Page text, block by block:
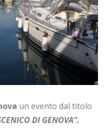
un evento dal titolo
DI GENOVA”.